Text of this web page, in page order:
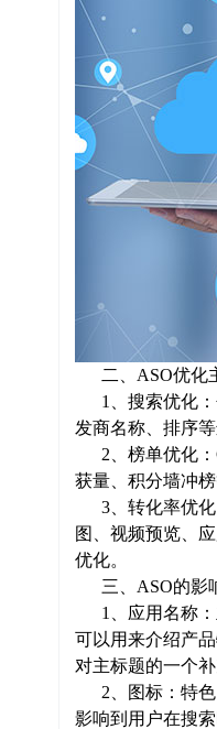
二、ASO优化
1、搜索优化：
发商名称、排序等
2、榜单优化：
获量、积分墙冲榜
3、转化率优化
图、视频预览、
优化。
三、ASO的影
1、应用名称：
可以用来介绍产
对主标题的一个补
2、图标：特色
影响到用户在搜